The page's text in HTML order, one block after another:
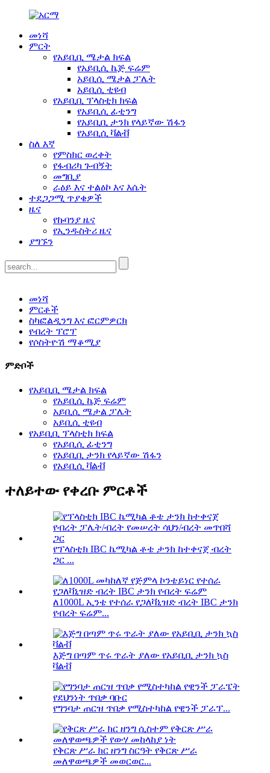
መነሻ
ምርት
የአይቢቢ ሜታል ክፍል
የአይቢሲ ኬጅ ፍሬም
አይቢሲ ሜታል ፓሌት
አይቢሲ ቲዩብ
የአይቢቢ ፕላስቲክ ክፍል
የአይቢሲ ፊቲንግ
የአይቢቢ ታንክ የላይኛው ሽፋን
የአይቢሲ ቫልቭ
ስለ እኛ
የምስክር ወረቀት
የፋብሪካ ጉብኝት
መግቢያ
ራዕይ እና ተልዕኮ እና እሴት
ተደጋጋሚ ጥያቄዎች
ዜና
የኩባንያ ዜና
የኢንዱስትሪ ዜና
ያግኙን
መነሻ
ምርቶች
ስካፎልዲንግ እና ፎርምዎርክ
የብረት ፕሮፕ
የሶስትዮሽ ማቆሚያ
ምድቦች
የአይቢቢ ሜታል ክፍል
የአይቢሲ ኬጅ ፍሬም
አይቢሲ ሜታል ፓሌት
አይቢሲ ቲዩብ
የአይቢቢ ፕላስቲክ ክፍል
የአይቢሲ ፊቲንግ
የአይቢቢ ታንክ የላይኛው ሽፋን
የአይቢሲ ቫልቭ
ተለይተው የቀረቡ ምርቶች
የፕላስቲክ IBC ኬሚካል ቶቴ ታንክ ከተቀናጀ ብረት
ጋር ...
ለ1000L ኢንቴ የተሰራ የጋለቫኒዝድ ብረት IBC ታንክ
የብረት ፍሬም...
እጅግ በጣም ጥሩ ጥራት ያለው የአይቢቢ ታንክ ኳስ
ቫልቭ
የግንባታ ጠርዝ ጥበቃ የሚስተካከል የዊንች ፓራፕ...
የቅርጽ ሥራ ክር ዘንግ ስርዓት የቅርጽ ሥራ
መለዋወጫዎች መወርወር...